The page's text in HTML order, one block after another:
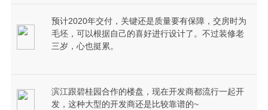
预计2020年交付，关键还是质量要有保障，交房时为
毛坯，可以根据自己的喜好进行设计了。不过装修老
三岁，心也挺累。
滨江跟碧桂园合作的楼盘，现在开发商都流行一起开
发，这种大型的开发商还是比较靠谱的~